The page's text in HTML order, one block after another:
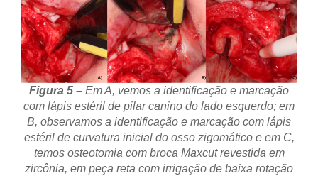
Figura 5 – Em A, vemos a identificação e marcação
com lápis estéril de pilar canino do lado esquerdo; em
B, observamos a identificação e marcação com lápis
estéril de curvatura inicial do osso zigomático e em C,
temos osteotomia com broca Maxcut revestida em
zircônia, em peça reta com irrigação de baixa rotação